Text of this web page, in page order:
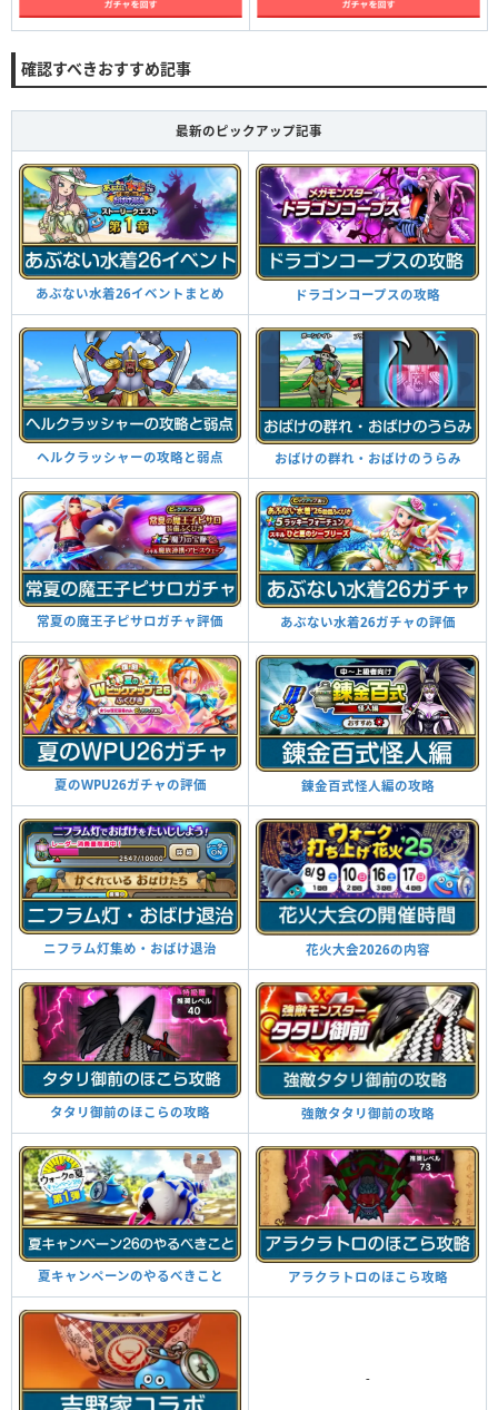
確認すべきおすすめ記事
最新のピックアップ記事
あぶない水着26イベントまとめ ドラゴンコープスの攻略
ヘルクラッシャーの攻略と弱点 おばけの群れ・おばけのうらみ
常夏の魔王子ピサロガチャ評価 あぶない水着26ガチャの評価
夏のWPU26ガチャの評価 錬金百式怪人編の攻略
ニフラム灯集め・おばけ退治 花火大会2026の内容
タタリ御前のほこらの攻略 強敵タタリ御前の攻略
夏キャンペーンのやるべきこと アラクラトロのほこら攻略
-